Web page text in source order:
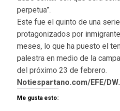
perpetua”.
Este fue el quinto de una
protagonizados por
meses, lo que ha puesto el
palestra en medio de la
del próximo 23 de febrero.
Notiespartano.com/EFE/
Me gusta esto: